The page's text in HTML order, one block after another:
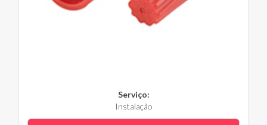
Serviço:
Instalação